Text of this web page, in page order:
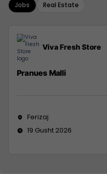
Jobs Real Estate
Viva Fresh Store
Pranues Malli
Ferizaj
19 Gusht 2026